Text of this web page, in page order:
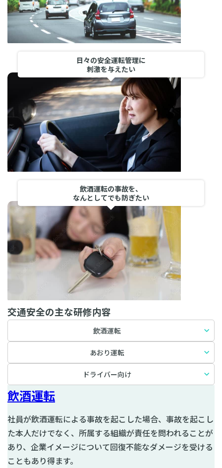
日々の安全運転管理に
刺激を与えたい
飲酒運転の事故を、
なんとしてでも防ぎたい
交通安全の主な研修内容
飲酒運転
あおり運転
ドライバー向け
飲酒運転
社員が飲酒運転による事故を起こした場合、事故を起こし
た本人だけでなく、所属する組織が責任を問われることが
あり、企業イメージについて回復不能なダメージを受ける
こともあり得ます。